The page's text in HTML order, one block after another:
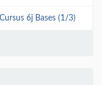
6j Bases (1/3)